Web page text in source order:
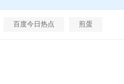
百度今日热点 煎蛋